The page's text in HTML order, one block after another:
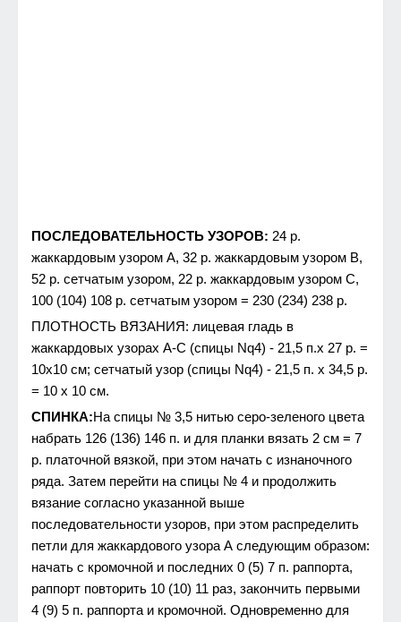
ПОСЛЕДОВАТЕЛЬНОСТЬ УЗОРОВ: 24 р.
жаккардовым узором А, 32 р. жаккардовым узором В,
52 р. сетчатым узором, 22 р. жаккардовым узором С,
100 (104) 108 р. сетчатым узором = 230 (234) 238 р.
ПЛОТНОСТЬ ВЯЗАНИЯ: лицевая гладь в
жаккардовых узорах А-С (спицы Nq4) - 21,5 п.х 27 р. =
10x10 см; сетчатый узор (спицы Nq4) - 21,5 п. х 34,5 р.
= 10 х 10 см.
СПИНКА:На спицы № 3,5 нитью серо-зеленого цвета
набрать 126 (136) 146 п. и для планки вязать 2 см = 7
р. платочной вязкой, при этом начать с изнаночного
ряда. Затем перейти на спицы № 4 и продолжить
вязание согласно указанной выше
последовательности узоров, при этом распределить
петли для жаккардового узора А следующим образом:
начать с кромочной и последних 0 (5) 7 п. раппорта,
раппорт повторить 10 (10) 11 раз, закончить первыми
4 (9) 5 п. раппорта и кромочной. Одновременно для